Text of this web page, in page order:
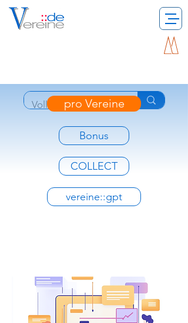
pro Vereine
Bonus
COLLECT
vereine::gpt